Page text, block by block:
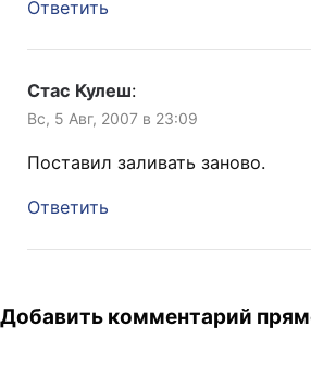
Ответить
Стас Кулеш:
Вс, 5 Авг, 2007 в 23:09
Поставил заливать заново.
Ответить
Добавить комментарий